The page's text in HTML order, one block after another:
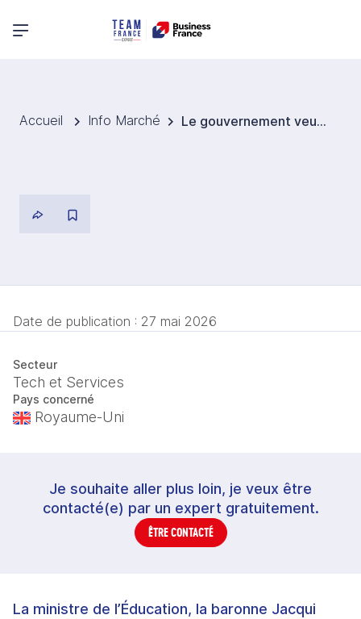
Menu principal
Accueil Info Marché Le gouvernement veut interdire les smartphones dans les écoles en Angleterre
Date de publication : 27 mai 2026
Secteur
Tech et Services
Pays concerné
Royaume-Uni
Je souhaite aller plus loin, je veux être
contacté(e) par un expert gratuitement.
ÊTRE CONTACTÉ
La ministre de l’Éducation, la baronne Jacqui